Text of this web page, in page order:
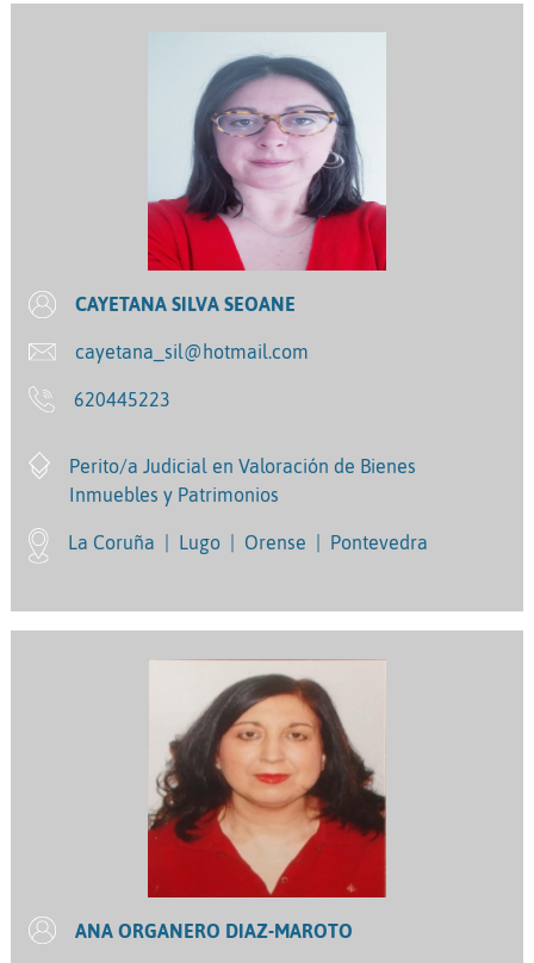
CAYETANA SILVA SEOANE
cayetana_sil@hotmail.com
620445223
Perito/a Judicial en Valoración de Bienes
Inmuebles y Patrimonios
La Coruña Lugo Orense Pontevedra
ANA ORGANERO DIAZ-MAROTO